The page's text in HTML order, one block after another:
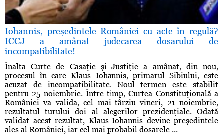
Iohannis, preşedintele României cu acte în regulă?
ICCJ a amânat judecarea dosarului de
incompatibilitate!
Înalta Curte de Casaţie şi Justiţie a amânat, din nou,
procesul în care Klaus Iohannis, primarul Sibiului, este
acuzat de incompatibilitate. Noul termen este stabilit
pentru 25 noiembrie. Între timp, Curtea Constituţională a
României va valida, cel mai târziu vineri, 21 noiembrie,
rezultatul turului doi al alegerilor prezidenţiale. Odată
validat acest rezultat, Klaus Iohannis devine preşedintele
ales al României, iar cel mai probabil dosarele ...